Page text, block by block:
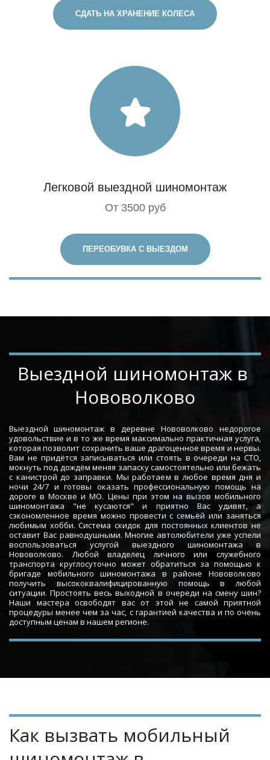
СДАТЬ НА ХРАНЕНИЕ КОЛЕСА
Легковой выездной шиномонтаж
От 3500 руб
ПЕРЕОБУВКА С ВЫЕЗДОМ
­­­­Выездной шиномонтаж в
Нововолково
Выездной шиномонтаж в деревне Нововолково недорогое
удовольствие и в то же время максимально практичная услуга,
которая позволит сохранить ваше драгоценное время и нервы.
Вам не придётся записываться или стоять в очереди на СТО,
мокнуть под дождём меняя запаску самостоятельно или бежать
с канистрой до заправки. Мы работаем в любое время дня и
ночи 24/7 и готовы оказать профессиональную помощь на
дороге в Москве и МО. Цены при этом на вызов мобильного
шиномонтажа "не кусаются" и приятно Вас удивят, а
сэкономленное время можно провести с семьёй или заняться
любимым хобби. Система скидок для постоянных клиентов не
оставит Вас равнодушными. Многие автолюбители уже успели
воспользоваться услугой выездного шиномонтажа в
Нововолково. Любой владелец личного или служебного
транспорта круглосуточно может обратиться за помощью к
бригаде мобильного шиномонтажа в районе Нововолково
получить высококвалифицированную помощь в любой
ситуации. Простоять весь выходной в очереди на смену шин?
Наши мастера освободят вас от этой не самой приятной
процедуры менее чем за час, с гарантией качества и по очень
доступным ценам в нашем регионе.
Как вызвать мобильный